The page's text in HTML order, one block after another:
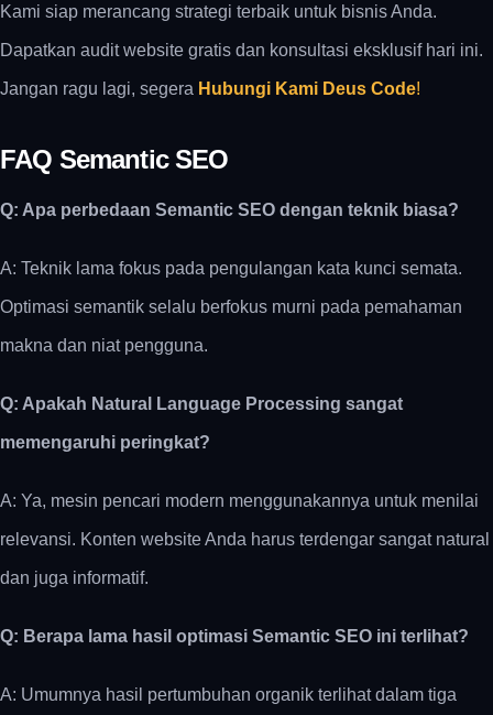
Kami siap merancang strategi terbaik untuk bisnis Anda.
Dapatkan audit website gratis dan konsultasi eksklusif hari ini.
Jangan ragu lagi, segera Hubungi Kami Deus Code!
FAQ Semantic SEO
Q: Apa perbedaan Semantic SEO dengan teknik biasa?
A: Teknik lama fokus pada pengulangan kata kunci semata.
Optimasi semantik selalu berfokus murni pada pemahaman
makna dan niat pengguna.
Q: Apakah Natural Language Processing sangat
memengaruhi peringkat?
A: Ya, mesin pencari modern menggunakannya untuk menilai
relevansi. Konten website Anda harus terdengar sangat natural
dan juga informatif.
Q: Berapa lama hasil optimasi Semantic SEO ini terlihat?
A: Umumnya hasil pertumbuhan organik terlihat dalam tiga